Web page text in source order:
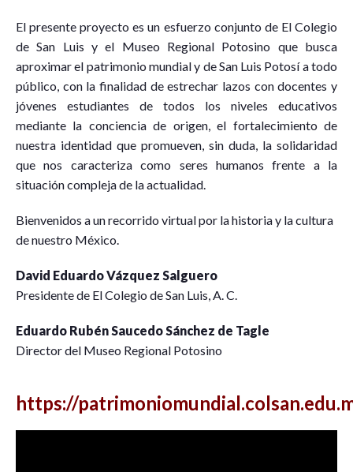
El presente proyecto es un esfuerzo conjunto de El Colegio
de San Luis y el Museo Regional Potosino que busca
aproximar el patrimonio mundial y de San Luis Potosí a todo
público, con la finalidad de estrechar lazos con docentes y
jóvenes estudiantes de todos los niveles educativos
mediante la conciencia de origen, el fortalecimiento de
nuestra identidad que promueven, sin duda, la solidaridad
que nos caracteriza como seres humanos frente a la
situación compleja de la actualidad.
Bienvenidos a un recorrido virtual por la historia y la cultura
de nuestro México.
David Eduardo Vázquez Salguero
Presidente de El Colegio de San Luis, A. C.
Eduardo Rubén Saucedo Sánchez de Tagle
Director del Museo Regional Potosino
https://